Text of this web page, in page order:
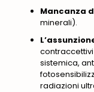
Mancanza
minerali).
sistemica,
radiazioni